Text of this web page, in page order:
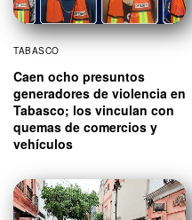
TABASCO
Caen ocho presuntos
generadores de violencia en
Tabasco; los vinculan con
quemas de comercios y
vehículos